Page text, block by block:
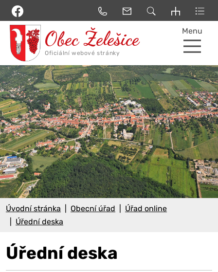
Menu
Úvodní stránka Obecní úřad
Úřad online
Úřední deska
Úřední deska